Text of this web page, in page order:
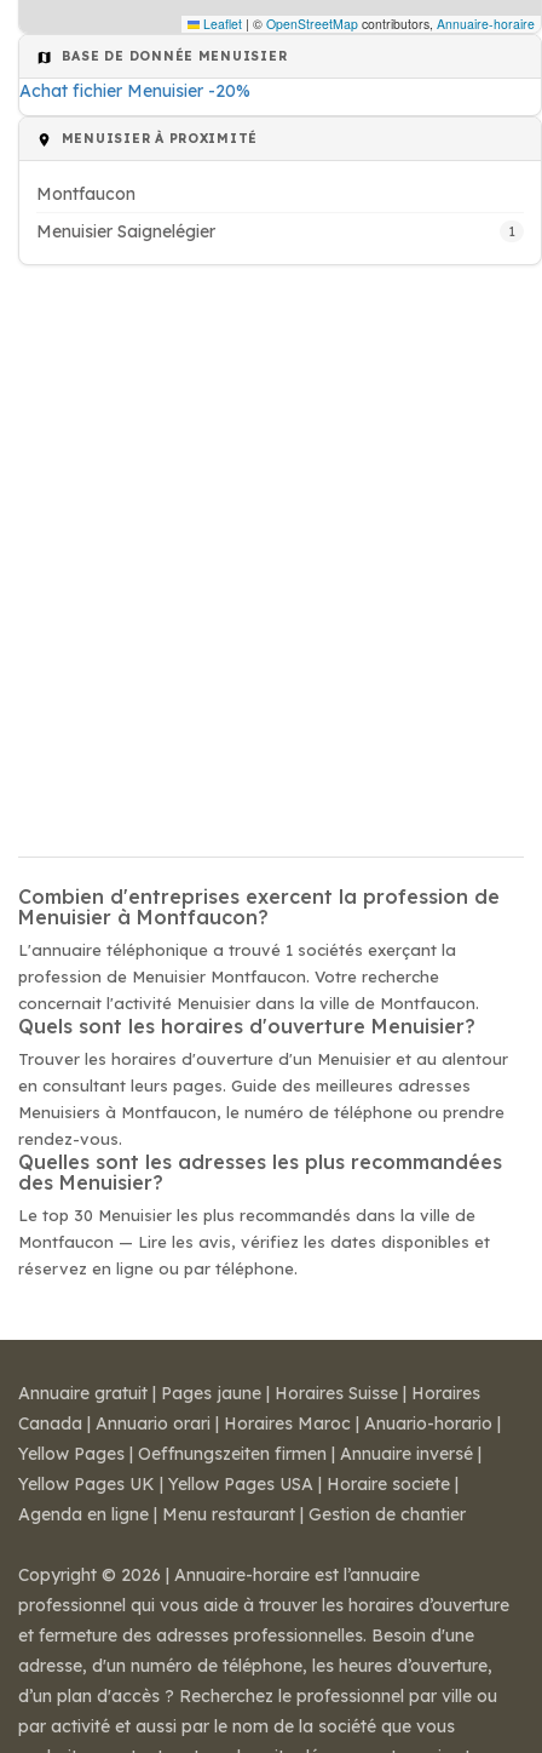
Leaflet | © OpenStreetMap contributors, Annuaire-horaire
BASE DE DONNÉE MENUISIER
Achat fichier Menuisier -20%
MENUISIER À PROXIMITÉ
Montfaucon
Menuisier Saignelégier
1
Combien d'entreprises exercent la profession de
Menuisier à Montfaucon?
L'annuaire téléphonique a trouvé 1 sociétés exerçant la
profession de Menuisier Montfaucon. Votre recherche
concernait l'activité Menuisier dans la ville de Montfaucon.
Quels sont les horaires d'ouverture Menuisier?
Trouver les horaires d'ouverture d'un Menuisier et au alentour
en consultant leurs pages. Guide des meilleures adresses
Menuisiers à Montfaucon, le numéro de téléphone ou prendre
rendez-vous.
Quelles sont les adresses les plus recommandées
des Menuisier?
Le top 30 Menuisier les plus recommandés dans la ville de
Montfaucon — Lire les avis, vérifiez les dates disponibles et
réservez en ligne ou par téléphone.
Annuaire gratuit | Pages jaune | Horaires Suisse | Horaires
Canada | Annuario orari | Horaires Maroc | Anuario-horario |
Yellow Pages | Oeffnungszeiten firmen | Annuaire inversé |
Yellow Pages UK | Yellow Pages USA | Horaire societe |
Agenda en ligne | Menu restaurant | Gestion de chantier
Copyright © 2026 | Annuaire-horaire est l’annuaire
professionnel qui vous aide à trouver les horaires d’ouverture
et fermeture des adresses professionnelles. Besoin d'une
adresse, d'un numéro de téléphone, les heures d’ouverture,
d’un plan d'accès ? Recherchez le professionnel par ville ou
par activité et aussi par le nom de la société que vous